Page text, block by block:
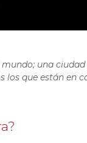
mundo; una
los que están en